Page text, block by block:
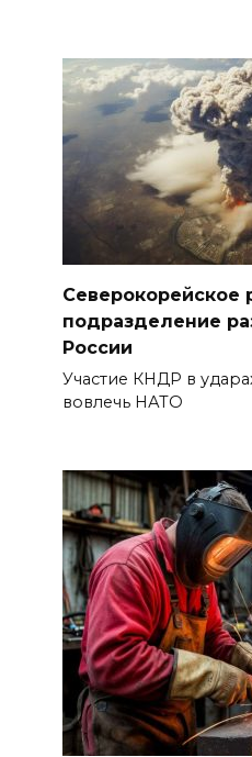
Северокорейское
подразделение
России
Участие КНДР в
вовлечь НАТО